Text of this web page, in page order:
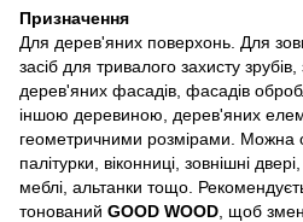
Призначення
Для дерев'яних поверхонь. Для
засіб для тривалого захисту
дерев'яних фасадів, фасадів
іншою деревиною, дерев'яних
геометричними розмірами. Можна
палітурки, віконниці, зовнішні
меблі, альтанки тощо.
тонований GOOD WOOD , щоб